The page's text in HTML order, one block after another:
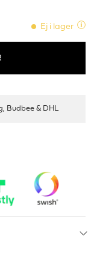
Ej i lager
Budbee & DHL